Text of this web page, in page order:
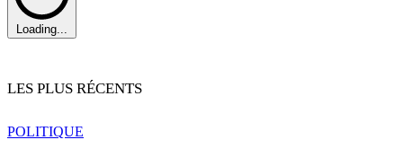
Loading...
LES PLUS RÉCENTS
POLITIQUE